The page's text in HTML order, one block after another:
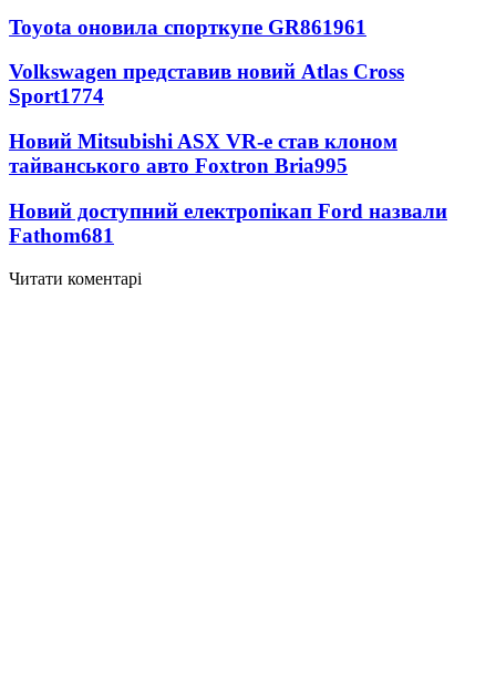
Toyota оновила спорткупе GR861961
Volkswagen представив новий Atlas Cross
Sport1774
Новий Mitsubishi ASX VR-e став клоном
тайванського авто Foxtron Bria995
Новий доступний електропікап Ford назвали
Fathom681
Читати коментарі